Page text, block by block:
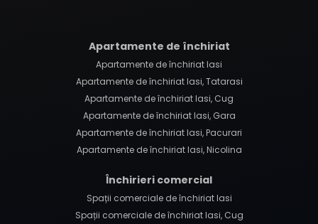
Apartamente de închiriat
Apartamente de închiriat Iasi
Apartamente de închiriat Iasi, Tatarasi
Apartamente de închiriat Iasi, Cug
Apartamente de închiriat Iasi, Gara
Apartamente de închiriat Iasi, Pacurari
Apartamente de închiriat Iasi, Nicolina
Închirieri comercial
Spații comerciale de închiriat Iasi
Spații comerciale de închiriat Iasi, Cug